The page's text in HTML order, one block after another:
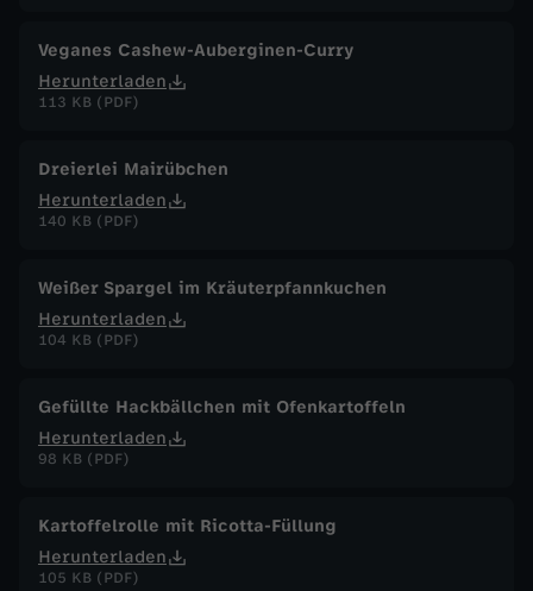
Veganes Cashew-Auberginen-Curry
Herunterladen
113 KB (PDF)
Dreierlei Mairübchen
Herunterladen
140 KB (PDF)
Weißer Spargel im Kräuterpfannkuchen
Herunterladen
104 KB (PDF)
Gefüllte Hackbällchen mit Ofenkartoffeln
Herunterladen
98 KB (PDF)
Kartoffelrolle mit Ricotta-Füllung
Herunterladen
105 KB (PDF)